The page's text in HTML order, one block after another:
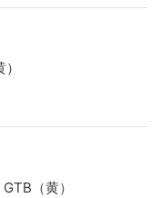
（黄）